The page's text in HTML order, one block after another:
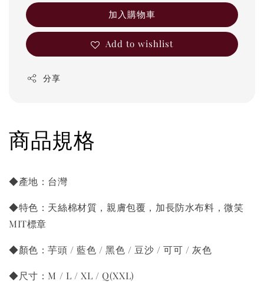
加入購物車
Add to wishlist
分享
商品規格
◆產地：台灣
◆特色：天絲棉材質，親膚包覆，加長防水布料，微笑
MIT標章
◆顏色：芋頭 / 藍色 / 黑色 / 豆沙 / 可可 / 灰色
◆尺寸：M / L / XL / Q(XXL)